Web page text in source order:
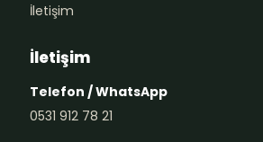
İletişim
İletişim
Telefon / WhatsApp
0531 912 78 21